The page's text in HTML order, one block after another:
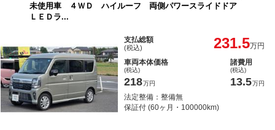
未使用車 ４ＷＤ ハイルーフ 両側パワースライドドア
ＬＥＤラ...
支払総額
(税込) 231.5万円
車両本体価格
(税込)
218万円
諸費用
(税込)
13.5万円
法定整備：整備無
保証付 (60ヶ月・100000km)